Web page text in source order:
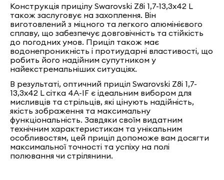
Конструкція прицілу Swarovski Z8i 1,7-13,3x42 L
також заслуговує на захоплення. Він
виготовлений з міцного та легкого алюмінієвого
сплаву, що забезпечує довговічність та стійкість
до погодних умов. Приціл також має
водонепроникність і протиударні властивості, що
робить його надійним супутником у
найекстремальніших ситуаціях.
В результаті, оптичний приціл Swarovski Z8i 1,7-
13,3x42 L сітка 4A-IF є ідеальним вибором для
мисливців та стрільців, які цінують надійність,
якість зображення та максимальну
функціональність. Завдяки своїм видатним
технічним характеристикам та унікальним
особливостям, цей приціл допоможе вам досягти
максимальної точності та успіху на полі
полювання чи стрілянини.